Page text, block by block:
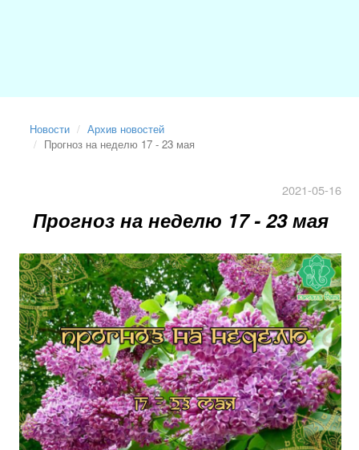
Новости
Архив новостей
Прогноз на неделю 17 - 23 мая
2021-05-16
Прогноз на неделю 17 - 23 мая